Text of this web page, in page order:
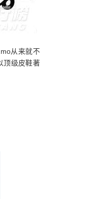
从来就不
顶级皮鞋著